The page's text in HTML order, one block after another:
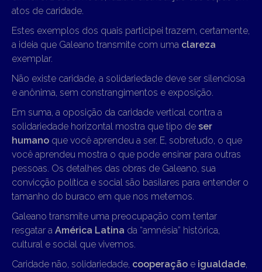
atos de caridade.
Estes exemplos dos quais participei trazem, certamente,
a ideia que Galeano transmite com uma clareza
exemplar.
Não existe caridade, a solidariedade deve ser silenciosa
e anônima, sem constrangimentos e exposição.
Em suma, a oposição da caridade vertical contra a
solidariedade horizontal mostra que tipo de ser
humano que você aprendeu a ser. E, sobretudo, o que
você aprendeu mostra o que pode ensinar para outras
pessoas. Os detalhes das obras de Galeano, sua
convicção política e social são basilares para entender o
tamanho do buraco em que nos metemos.
Galeano transmite uma preocupação com tentar
resgatar a América Latina da “amnésia” histórica,
cultural e social que vivemos.
Caridade não, solidariedade, cooperação e igualdade,